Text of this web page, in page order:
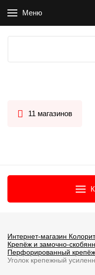
Меню
11 магазинов
Интернет-магазин Колорит
Крепёж и замочно-
Перфорированный крепёж
Уголок крепежный